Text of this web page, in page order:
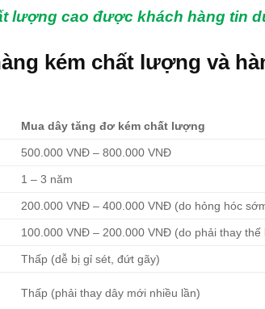
lượng cao được khách hàng tin
kém chất lượng và
Mua dây tăng đơ kém chất lượng
500.000 VNĐ – 800.000 VNĐ
1 – 3 năm
200.000 VNĐ – 400.000 VNĐ (do hỏng hóc
100.000 VNĐ – 200.000 VNĐ (do phải thay thế
Thấp (dễ bị gỉ sét, đứt gãy)
Thấp (phải thay dây mới nhiều lần)